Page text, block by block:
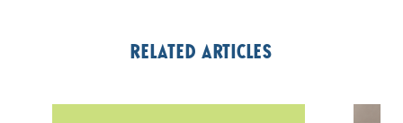
Related articles